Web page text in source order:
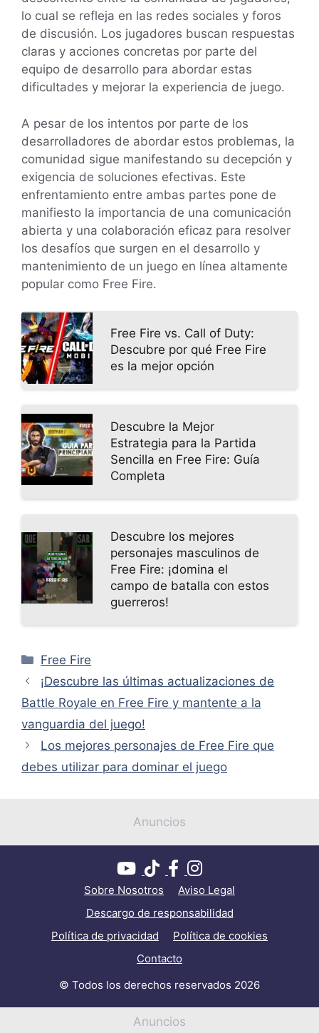
lo cual se refleja en las redes sociales y foros
de discusión. Los jugadores buscan respuestas
claras y acciones concretas por parte del
equipo de desarrollo para abordar estas
dificultades y mejorar la experiencia de juego.
A pesar de los intentos por parte de los
desarrolladores de abordar estos problemas, la
comunidad sigue manifestando su decepción y
exigencia de soluciones efectivas. Este
enfrentamiento entre ambas partes pone de
manifiesto la importancia de una comunicación
abierta y una colaboración eficaz para resolver
los desafíos que surgen en el desarrollo y
mantenimiento de un juego en línea altamente
popular como Free Fire.
Free Fire vs. Call of Duty:
Descubre por qué Free Fire
es la mejor opción
Descubre la Mejor
Estrategia para la Partida
Sencilla en Free Fire: Guía
Completa
Descubre los mejores
personajes masculinos de
Free Fire: ¡domina el
campo de batalla con estos
guerreros!
Categorías
Free Fire
¡Descubre las últimas actualizaciones de
Battle Royale en Free Fire y mantente a la
vanguardia del juego!
Los mejores personajes de Free Fire que
debes utilizar para dominar el juego
Anuncios
Sobre Nosotros
Aviso Legal
Descargo de responsabilidad
Política de privacidad
Política de cookies
Contacto
© Todos los derechos reservados 2026
Anuncios